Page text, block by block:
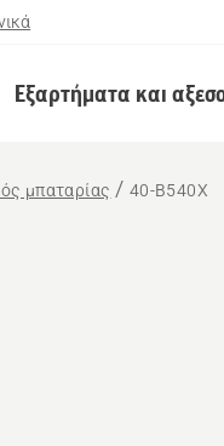
Εξαρτήματα και
μπαταρίας 40-B540X